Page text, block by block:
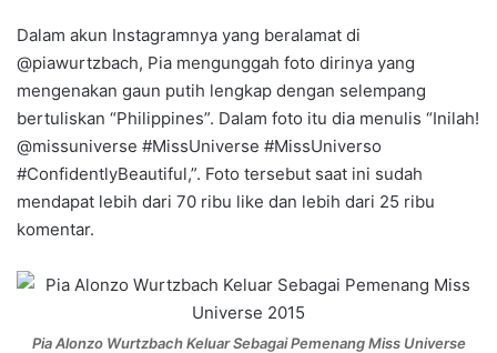
Dalam akun Instagramnya yang beralamat di
@piawurtzbach, Pia mengunggah foto dirinya yang
mengenakan gaun putih lengkap dengan selempang
bertuliskan “Philippines”. Dalam foto itu dia menulis “Inilah!
@missuniverse #MissUniverse #MissUniverso
#ConfidentlyBeautiful,”. Foto tersebut saat ini sudah
mendapat lebih dari 70 ribu like dan lebih dari 25 ribu
komentar.
Pia Alonzo Wurtzbach Keluar Sebagai Pemenang Miss Universe